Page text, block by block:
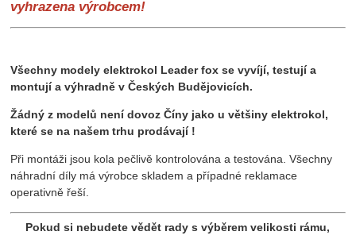
vyhrazena výrobcem!
Všechny modely elektrokol Leader fox se vyvíjí, testují a
montují a výhradně v Českých Budějovicích.
Žádný z modelů není dovoz Číny jako u většiny elektrokol,
které se na našem trhu prodávají !
Při montáži jsou kola pečlivě kontrolována a testována. Všechny
náhradní díly má výrobce skladem a případné reklamace
operativně řeší.
Pokud si nebudete vědět rady s výběrem velikosti rámu,